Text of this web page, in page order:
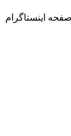
اینستاگرام